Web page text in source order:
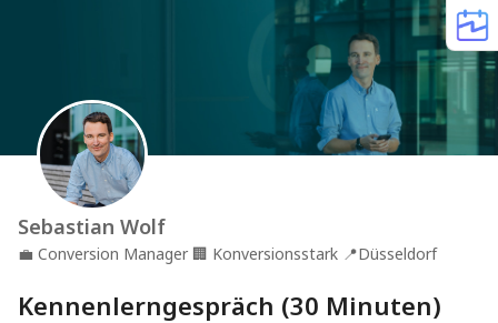
Sebastian Wolf
💼 Conversion Manager 🏢 Konversionsstark 📍Düsseldorf
Kennenlerngespräch (30 Minuten)